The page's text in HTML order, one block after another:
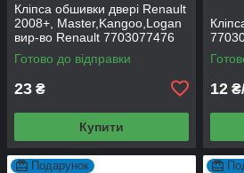
Кліпса обшивки двері Renault
2008+, Master,Kangoo,Logan
вир-во Renault 7703077476
Готово до відправки
23 ₴
Купити
12
Подарунок